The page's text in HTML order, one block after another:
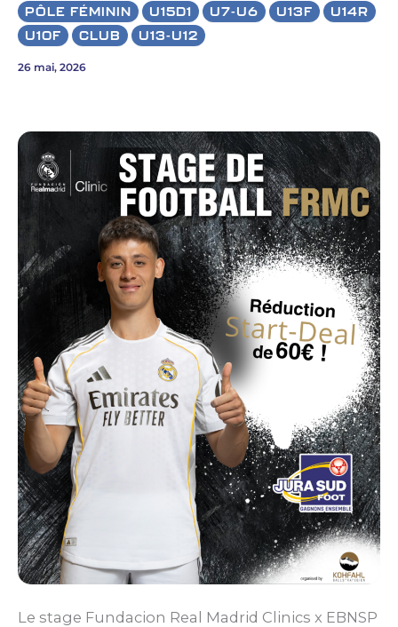
PÔLE FÉMININ
U15D1 U7-U6 U13F
U14R
U10F
CLUB U13-U12
26 mai, 2026
Le stage Fundacion Real Madrid Clinics x EBNSP